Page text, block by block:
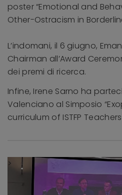
poster “Emotional and
Other-Ostracism in
L’indomani, il 6 giugno,
Chairman all’Award
dei premi di ricerca.
Infine, Irene Sarno ha
Valenciano al Simposio
curriculum of ISTFP
>